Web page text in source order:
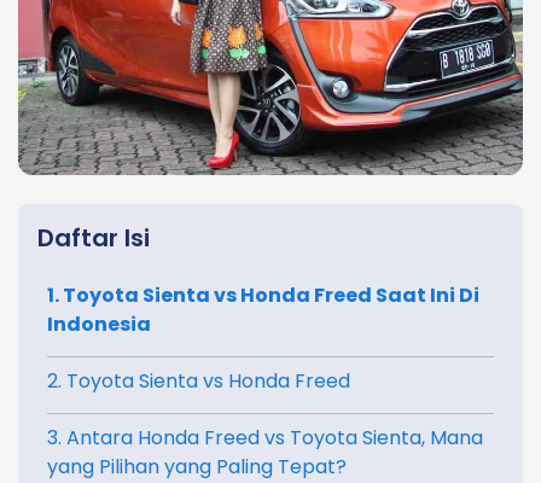
Daftar Isi
1. Toyota Sienta vs Honda Freed Saat Ini Di
Indonesia
2. Toyota Sienta vs Honda Freed
3. Antara Honda Freed vs Toyota Sienta, Mana
yang Pilihan yang Paling Tepat?